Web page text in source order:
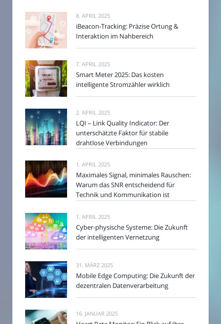
8. APRIL 2025
iBeacon-Tracking: Präzise Ortung &
Interaktion im Nahbereich
7. APRIL 2025
Smart Meter 2025: Das kosten
intelligente Stromzähler wirklich
2. APRIL 2025
LQI – Link Quality Indicator: Der
unterschätzte Faktor für stabile
drahtlose Verbindungen
1. APRIL 2025
Maximales Signal, minimales Rauschen:
Warum das SNR entscheidend für
Technik und Kommunikation ist
1. APRIL 2025
Cyber-physische Systeme: Die Zukunft
der intelligenten Vernetzung
31. MÄRZ 2025
Mobile Edge Computing: Die Zukunft der
dezentralen Datenverarbeitung
16. JANUAR 2025